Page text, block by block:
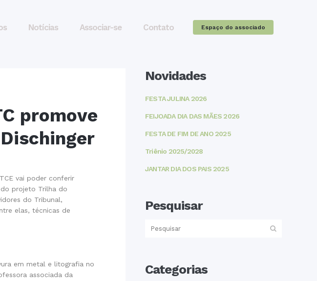
Espaço do associado
Notícias Associar-se Contato
promove
vai poder conferir
projeto Trilha do
do Tribunal,
elas, técnicas de
em metal e litografia no
associada da
Novidades
FESTA JULINA 2026
FEIJOADA DIA DAS MÃES 2026
FESTA DE FIM DE ANO 2025
Triênio 2025/2028
JANTAR DIA DOS PAIS 2025
Pesquisar
Categorias